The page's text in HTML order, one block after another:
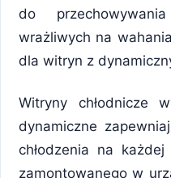
do
wrażliwych na
dla witryn z
Witryny chłodnicze
dynamiczne
chłodzenia na
zamontowanego w